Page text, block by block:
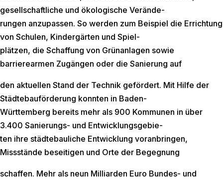
gesellschaftliche und ökologische Verände-
rungen anzupassen. So werden zum Beispiel die Errichtung
von Schulen, Kindergärten und Spiel-
plätzen, die Schaffung von Grünanlagen sowie
barrierearmen Zugängen oder die Sanierung auf
den aktuellen Stand der Technik gefördert. Mit Hilfe der
Städtebauförderung konnten in Baden-
Württemberg bereits mehr als 900 Kommunen in über
3.400 Sanierungs- und Entwicklungsgebie-
ten ihre städtebauliche Entwicklung voranbringen,
Missstände beseitigen und Orte der Begegnung
schaffen. Mehr als neun Milliarden Euro Bundes- und